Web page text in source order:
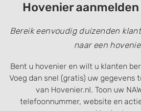
Hovenier
Bereik eenvoudig duizenden
naar een
Bent u hovenier en wilt u klanten
Voeg dan snel (gratis) uw gegevens
van Hovenier.nl. Toon uw
telefoonnummer, website en